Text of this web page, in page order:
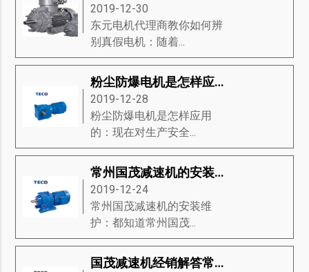
2019-12-30
东元电机代理商教你如何辨
别真假电机：随着...
粉尘防爆电机是怎样应用的
2019-12-28
粉尘防爆电机是怎样应用
的：现在对生产安全...
常州国茂减速机的安装维护
2019-12-24
常州国茂减速机的安装维
护：都知道常州国茂...
国茂减速机经销解答常见的疑惑